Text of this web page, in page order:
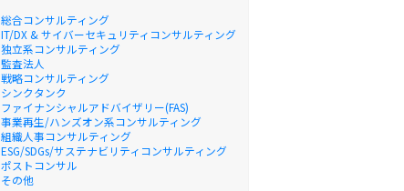
総合コンサルティング
IT/DX & サイバーセキュリティコンサルティング
独立系コンサルティング
監査法人
戦略コンサルティング
シンクタンク
ファイナンシャルアドバイザリー(FAS)
事業再生/ハンズオン系コンサルティング
組織人事コンサルティング
ESG/SDGs/サステナビリティコンサルティング
ポストコンサル
その他